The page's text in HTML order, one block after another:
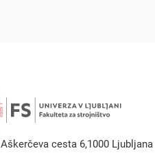
Aškerčeva cesta 6,1000 Ljubljana